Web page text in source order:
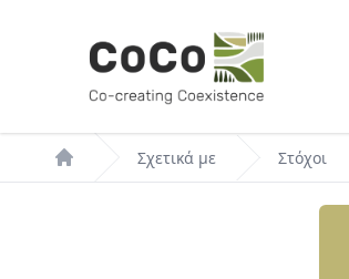
περιεχόμενο
Breadcrumb Σχετικά με Στόχοι